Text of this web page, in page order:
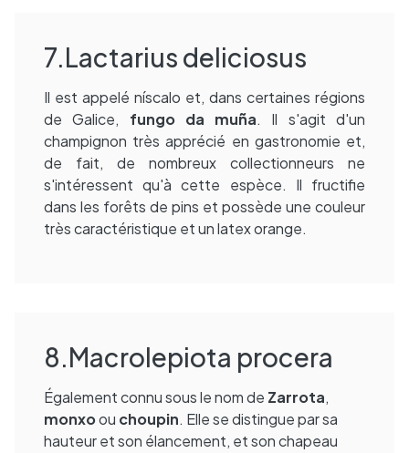
7.Lactarius deliciosus
Il est appelé níscalo et, dans certaines régions
de Galice, fungo da muña. Il s'agit d'un
champignon très apprécié en gastronomie et,
de fait, de nombreux collectionneurs ne
s'intéressent qu'à cette espèce. Il fructifie
dans les forêts de pins et possède une couleur
très caractéristique et un latex orange.
8.Macrolepiota procera
Également connu sous le nom de Zarrota,
monxoou choupin. Elle se distingue par sa
hauteur et son élancement, et son chapeau